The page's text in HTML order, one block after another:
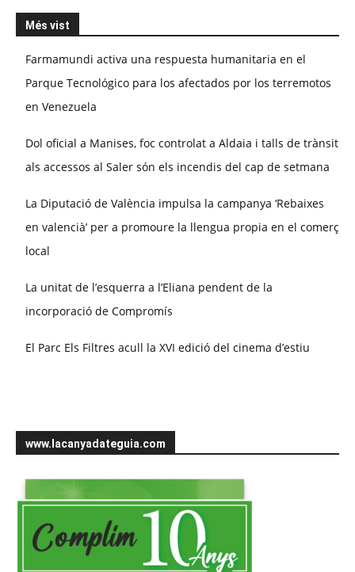
Més vist
Farmamundi activa una respuesta humanitaria en el
Parque Tecnológico para los afectados por los terremotos
en Venezuela
Dol oficial a Manises, foc controlat a Aldaia i talls de trànsit
als accessos al Saler són els incendis del cap de setmana
La Diputació de València impulsa la campanya ‘Rebaixes
en valencià’ per a promoure la llengua propia en el comerç
local
La unitat de l’esquerra a l’Eliana pendent de la
incorporació de Compromís
El Parc Els Filtres acull la XVI edició del cinema d’estiu
www.lacanyadateguia.com